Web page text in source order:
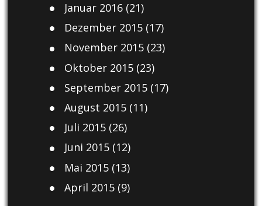
Januar 2016(21)
Dezember 2015(17)
November 2015(23)
Oktober 2015(23)
September 2015(17)
August 2015(11)
Juli 2015(26)
Juni 2015(12)
Mai 2015(13)
April 2015(9)